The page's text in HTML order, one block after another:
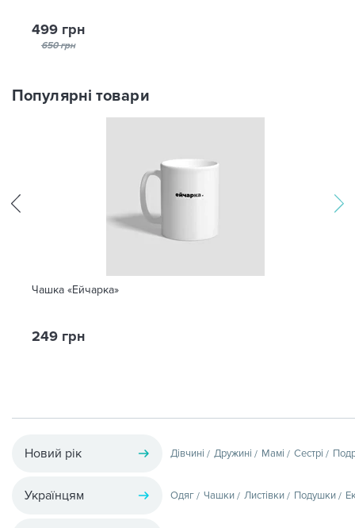
499 грн
650 грн
Популярні товари
Чашка «Ейчарка»
249 грн
Новий рік Дівчині Дружині Мамі Сестрі
Українцям Одяг Чашки Листівки Подушки